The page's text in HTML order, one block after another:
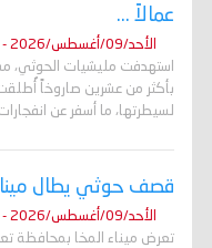
عمالاً ...
الأحد/09/أغسطس/2026 - 04:01 م
استهدفت مليشيات الحوثي،
بأكثر من عشرين صاروخاً
لسيطرتها، ما أسفر عن
قصف حوثي يطال
الأحد/09/أغسطس/2026 - 11:54 ص
تعرض ميناء المخا بمحافظة